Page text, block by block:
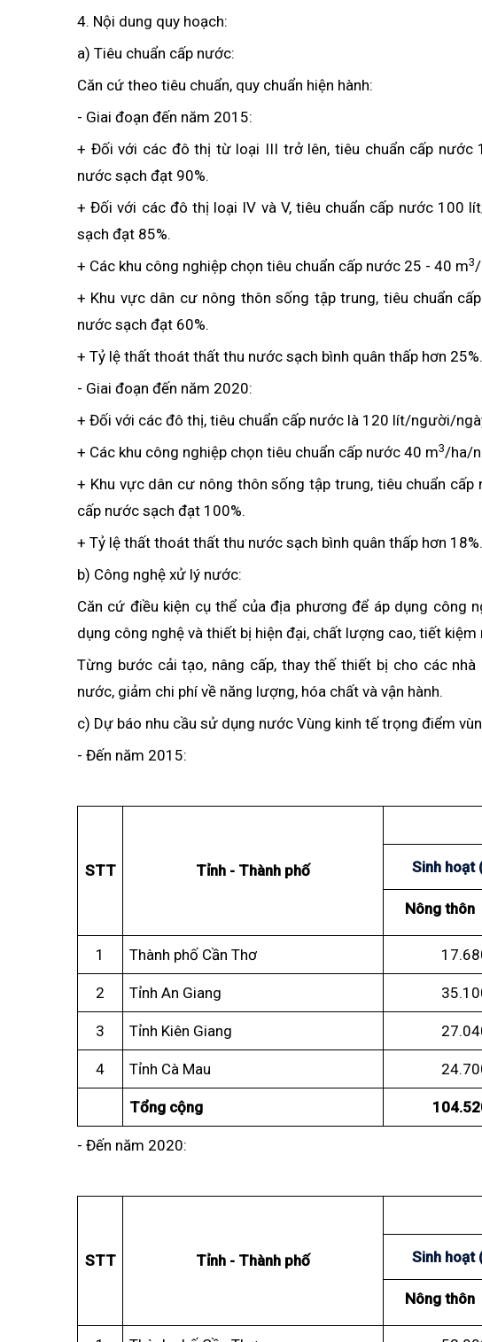
4. Nội dung quy hoạch:
a) Tiêu chuẩn cấp nước:
Căn cứ theo tiêu chuẩn, quy chuẩn hiện hành:
- Giai đoạn đến năm 2015:
+ Đối với các đô thị từ loại III trở lên, tiêu chuẩn cấp
nước sạch đạt 90%.
+ Đối với các đô thị loại IV và V, tiêu chuẩn cấp nước
sạch đạt 85%.
+ Các khu công nghiệp chọn tiêu chuẩn cấp nước 25 - 40 m3/
+ Khu vực dân cư nông thôn sống tập trung, tiêu chuẩn
nước sạch đạt 60%.
+ Tỷ lệ thất thoát thất thu nước sạch bình quân thấp hơn 25%.
- Giai đoạn đến năm 2020:
+ Đối với các đô thị, tiêu chuẩn cấp nước là 120 lít/người/
+ Các khu công nghiệp chọn tiêu chuẩn cấp nước 40 m3/ha/
+ Khu vực dân cư nông thôn sống tập trung, tiêu chuẩn
cấp nước sạch đạt 100%.
+ Tỷ lệ thất thoát thất thu nước sạch bình quân thấp hơn 18%.
b) Công nghệ xử lý nước:
Căn cứ điều kiện cụ thể của địa phương để áp dụng công
dụng công nghệ và thiết bị hiện đại, chất lượng cao, tiết
Từng bước cải tạo, nâng cấp, thay thế thiết bị cho các
nước, giảm chi phí về năng lượng, hóa chất và vận hành.
c) Dự báo nhu cầu sử dụng nước Vùng kinh tế trọng điểm
- Đến năm 2015:
STT Tỉnh - Thành phố Sinh hoạt
Nông thôn
1 Thành phố Cần Thơ
2 Tỉnh An Giang
3 Tỉnh Kiên Giang
4 Tỉnh Cà Mau
Tổng cộng
- Đến năm 2020:
STT Tỉnh - Thành phố Sinh hoạt
Nông thôn